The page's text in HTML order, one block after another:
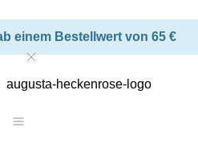
einem Bestellwert von 65 €